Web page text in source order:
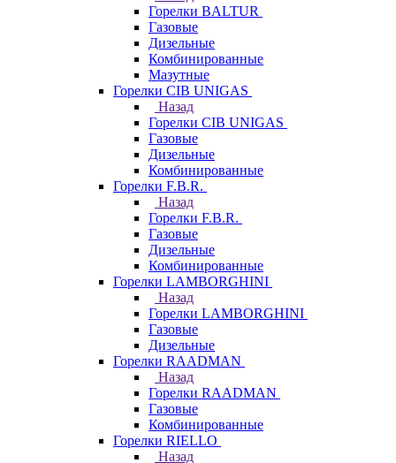
Горелки BALTUR
Газовые
Дизельные
Комбинированные
Мазутные
Горелки CIB UNIGAS
Назад
Горелки CIB UNIGAS
Газовые
Дизельные
Комбинированные
Горелки F.B.R.
Назад
Горелки F.B.R.
Газовые
Дизельные
Комбинированные
Горелки LAMBORGHINI
Назад
Горелки LAMBORGHINI
Газовые
Дизельные
Горелки RAADMAN
Назад
Горелки RAADMAN
Газовые
Комбинированные
Горелки RIELLO
Назад